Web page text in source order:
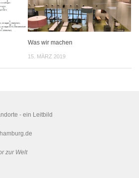
Was wir machen
15. MÄRZ 2019
- ein Leitbild
zur Welt